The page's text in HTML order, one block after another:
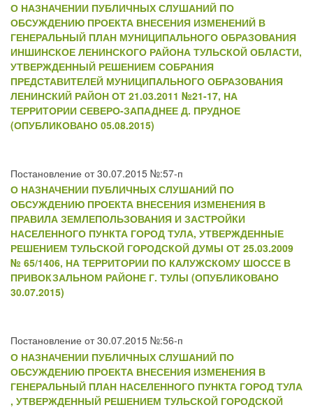
О НАЗНАЧЕНИИ ПУБЛИЧНЫХ СЛУШАНИЙ ПО
ОБСУЖДЕНИЮ ПРОЕКТА ВНЕСЕНИЯ ИЗМЕНЕНИЙ В
ГЕНЕРАЛЬНЫЙ ПЛАН МУНИЦИПАЛЬНОГО ОБРАЗОВАНИЯ
ИНШИНСКОЕ ЛЕНИНСКОГО РАЙОНА ТУЛЬСКОЙ ОБЛАСТИ,
УТВЕРЖДЕННЫЙ РЕШЕНИЕМ СОБРАНИЯ
ПРЕДСТАВИТЕЛЕЙ МУНИЦИПАЛЬНОГО ОБРАЗОВАНИЯ
ЛЕНИНСКИЙ РАЙОН ОТ 21.03.2011 №21-17, НА
ТЕРРИТОРИИ СЕВЕРО-ЗАПАДНЕЕ Д. ПРУДНОЕ
(ОПУБЛИКОВАНО 05.08.2015)
Постановление от 30.07.2015 №:57-п
О НАЗНАЧЕНИИ ПУБЛИЧНЫХ СЛУШАНИЙ ПО
ОБСУЖДЕНИЮ ПРОЕКТА ВНЕСЕНИЯ ИЗМЕНЕНИЯ В
ПРАВИЛА ЗЕМЛЕПОЛЬЗОВАНИЯ И ЗАСТРОЙКИ
НАСЕЛЕННОГО ПУНКТА ГОРОД ТУЛА, УТВЕРЖДЕННЫЕ
РЕШЕНИЕМ ТУЛЬСКОЙ ГОРОДСКОЙ ДУМЫ ОТ 25.03.2009
№ 65/1406, НА ТЕРРИТОРИИ ПО КАЛУЖСКОМУ ШОССЕ В
ПРИВОКЗАЛЬНОМ РАЙОНЕ Г. ТУЛЫ (ОПУБЛИКОВАНО
30.07.2015)
Постановление от 30.07.2015 №:56-п
О НАЗНАЧЕНИИ ПУБЛИЧНЫХ СЛУШАНИЙ ПО
ОБСУЖДЕНИЮ ПРОЕКТА ВНЕСЕНИЯ ИЗМЕНЕНИЯ В
ГЕНЕРАЛЬНЫЙ ПЛАН НАСЕЛЕННОГО ПУНКТА ГОРОД ТУЛА
, УТВЕРЖДЕННЫЙ РЕШЕНИЕМ ТУЛЬСКОЙ ГОРОДСКОЙ